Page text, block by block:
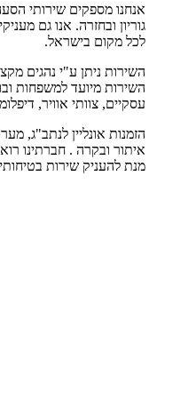
אנחנו מספקים שירותי
גוריון ובחזרה. אנו גם
לכל מקום בישראל.
השירות ניתן ע"י נהגים
השירות מיועד למשפחות
עסקיים, צוותי אוויר,
הזמנות אונליין לנתב"ג,
איתור ובקרה . חברתינו
מנת להעניק שירות בטיחותי